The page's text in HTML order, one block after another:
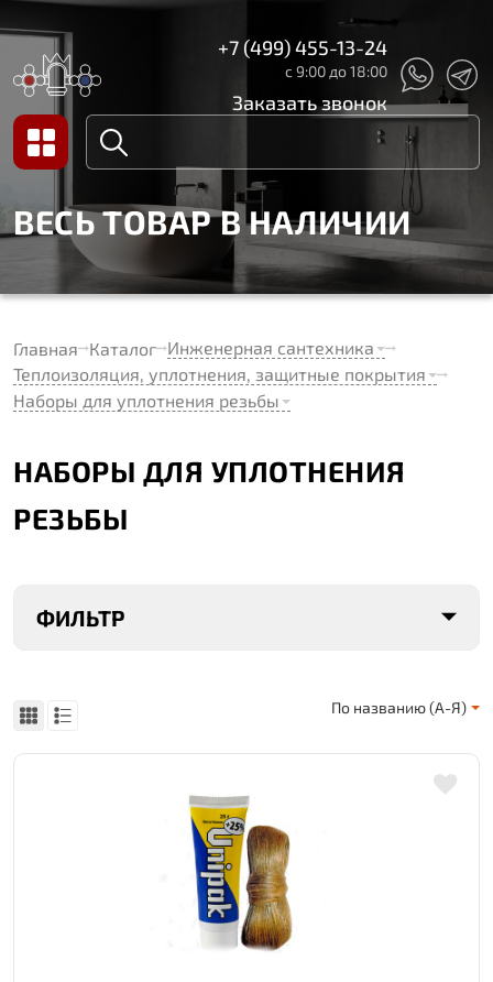
+7 (499) 455-13-24
с 9:00 до 18:00
Заказать звонок
ВЕСЬ ТОВАР В НАЛИЧИИ
Главная Каталог Инженерная сантехника
Теплоизоляция, уплотнения, защитные покрытия
Наборы для уплотнения резьбы
НАБОРЫ ДЛЯ УПЛОТНЕНИЯ
РЕЗЬБЫ
ФИЛЬТР
По названию (А-Я)